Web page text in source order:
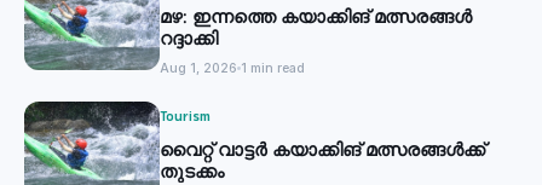
മഴ: ഇന്നത്തെ കയാക്കിങ് മത്സരങ്ങൾ
റദ്ദാക്കി
Aug 1, 2026 1 min read
Tourism
വൈറ്റ് വാട്ടര്‍ കയാക്കിങ് മത്സരങ്ങള്‍ക്ക്
തുടക്കം